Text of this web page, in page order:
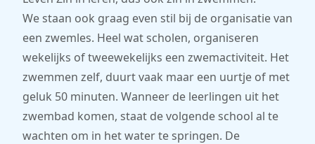
We staan ook graag even stil bij de organisatie van
een zwemles. Heel wat scholen, organiseren
wekelijks of tweewekelijks een zwemactiviteit. Het
zwemmen zelf, duurt vaak maar een uurtje of met
geluk 50 minuten. Wanneer de leerlingen uit het
zwembad komen, staat de volgende school al te
wachten om in het water te springen. De